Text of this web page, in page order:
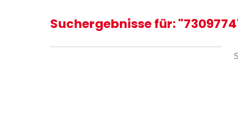
Suchergebnisse für: